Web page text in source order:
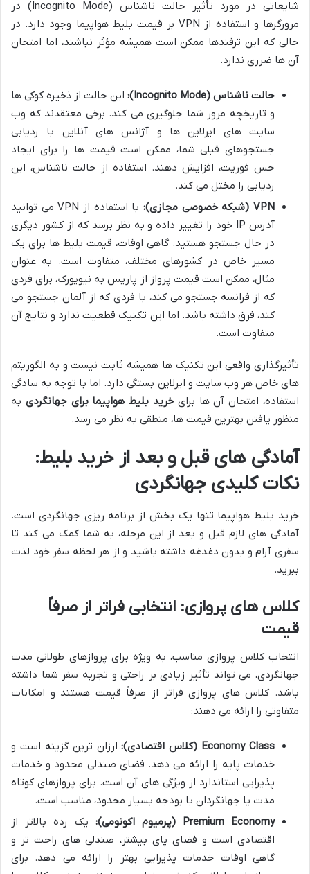
شایعاتی در مورد تأثیر حالت ناشناس (Incognito Mode) در
مرورگرها و استفاده از VPN بر قیمت بلیط هواپیما وجود دارد. در
حالی که این ترفندها ممکن است همیشه مؤثر نباشند، اما امتحان
آن ها ضرری ندارد.
حالت ناشناس (Incognito Mode):
این حالت از ذخیره کوکی ها
و تاریخچه مرور شما جلوگیری می کند. برخی معتقدند که وب
سایت های ایرلاین ها و آژانس های آنلاین با ردیابی
جستجوهای قبلی شما، ممکن است قیمت ها را برای ایجاد
حس فوریت، افزایش دهند. استفاده از حالت ناشناس، این
ردیابی را مختل می کند.
VPN (شبکه خصوصی مجازی):
با استفاده از VPN می توانید
آدرس IP خود را تغییر داده و به نظر برسد که از کشور دیگری
در حال جستجو هستید. گاهی اوقات، قیمت بلیط ها برای یک
مسیر خاص در کشورهای مختلف، متفاوت است. به عنوان
مثال، ممکن است قیمت پرواز از پاریس به نیویورک، برای فردی
که از فرانسه جستجو می کند، با فردی که از آلمان جستجو می
کند، فرق داشته باشد. اما این تکنیک قطعیت ندارد و نتایج آن
متفاوت است.
تأثیرگذاری واقعی این تکنیک ها همیشه ثابت نیست و به الگوریتم
های خاص هر وب سایت و ایرلاین بستگی دارد. اما با توجه به سادگی
استفاده، امتحان آن ها برای خرید بلیط هواپیما برای جهانگردی به
منظور یافتن بهترین قیمت ها، منطقی به نظر می رسد.
آمادگی های قبل و بعد از خرید بلیط:
نکات کلیدی جهانگردی
خرید بلیط هواپیما تنها یک بخش از برنامه ریزی جهانگردی است.
آمادگی های لازم قبل و بعد از این مرحله، به شما کمک می کند تا
سفری آرام و بدون دغدغه داشته باشید و از هر لحظه سفر خود لذت
ببرید.
کلاس های پروازی: انتخابی فراتر از صرفاً
قیمت
انتخاب کلاس پروازی مناسب، به ویژه برای پروازهای طولانی مدت
جهانگردی، می تواند تأثیر زیادی بر راحتی و تجربه سفر شما داشته
باشد. کلاس های پروازی فراتر از صرفاً قیمت هستند و امکانات
متفاوتی را ارائه می دهند:
Economy Class (کلاس اقتصادی):
ارزان ترین گزینه است و
خدمات پایه را ارائه می دهد. فضای صندلی محدود و خدمات
پذیرایی استاندارد از ویژگی های آن است. برای پروازهای کوتاه
مدت یا جهانگردان با بودجه بسیار محدود، مناسب است.
Premium Economy (پرمیوم اکونومی):
یک رده بالاتر از
اقتصادی است و فضای پای بیشتر، صندلی های راحت تر و
گاهی اوقات خدمات پذیرایی بهتر را ارائه می دهد. برای